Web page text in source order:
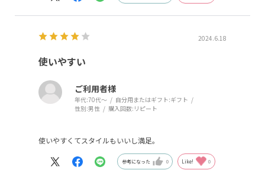
2024.6.18
使いやすい
ご利用者様
年代:70代～ 自分用またはギフト:ギフト
性別:男性 購入回数: リピート
使いやすくてスタイルもいいし満足。
参考になった 0 Like! 0